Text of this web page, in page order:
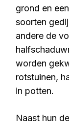
grond en
soorten
andere de
worden
rotstuinen,
in potten.
Naast hun